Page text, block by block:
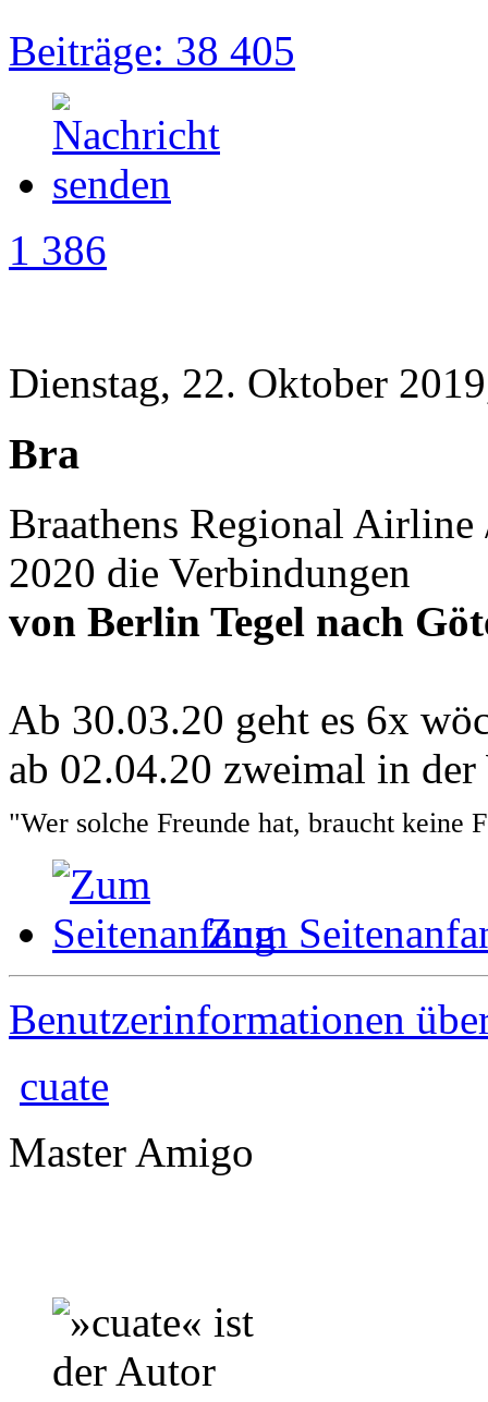
Beiträge: 38 405
1 386
Dienstag, 22. Oktober
Bra
Braathens Regional
2020 die Verbindungen
von Berlin Tegel nach
Ab 30.03.20 geht es 6x
ab 02.04.20 zweimal in
"Wer solche Freunde hat, braucht keine
Zum
Benutzerinformationen
cuate
Master Amigo